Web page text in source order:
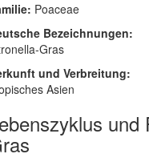
Poaceae
Bezeichnungen:
Gras
und Verbreitung:
Asien
und